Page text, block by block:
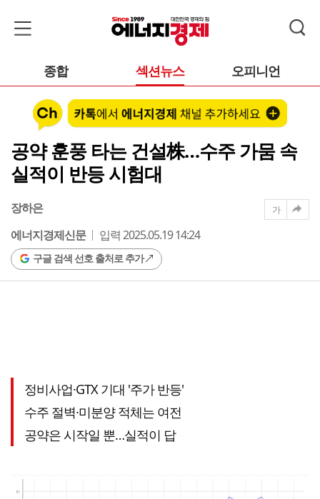
종합 섹션뉴스 오피니언
공약 훈풍 타는 건설株…수주 가뭄 속
실적이 반등 시험대
장하은
에너지경제신문
입력 2025.05.19 14:24
구글 검색 선호 출처로 추가
가
정비사업·GTX 기대 '주가 반등'
수주 절벽·미분양 적체는 여전
공약은 시작일 뿐…실적이 답